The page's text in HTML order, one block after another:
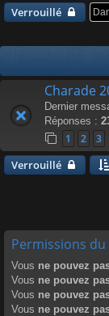
Verrouillé
Charade
Dernier
Réponses :
1 2 3
Verrouillé
Permissions
Vous ne pouvez
Vous ne pouvez
Vous ne pouvez
Vous ne pouvez